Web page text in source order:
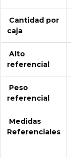
Cantidad por
caja
Alto
referencial
Peso
referencial
Medidas
Referenciales